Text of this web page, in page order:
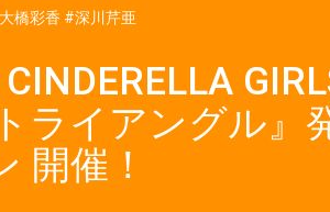
橋彩香 #深川芹亜
CINDERELLA
ライアングル』
開催！